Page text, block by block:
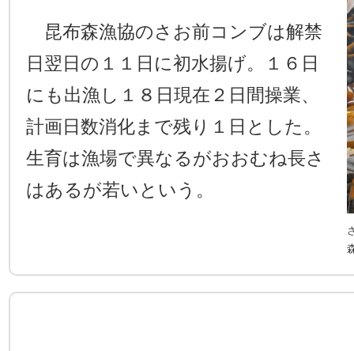
昆布森漁協のさお前コンブは解禁
日翌日の１１日に初水揚げ。１６日
にも出漁し１８日現在２日間操業、
計画日数消化まで残り１日とした。
生育は漁場で異なるがおおむね長さ
はあるが若いという。